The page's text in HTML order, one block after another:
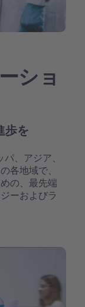
ショ
歩を
、アジア、
各地域で、
の、最先端
ーおよびラ